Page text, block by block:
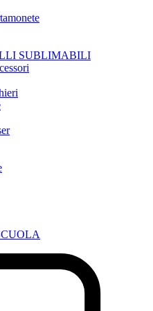
SUBLIMABILI